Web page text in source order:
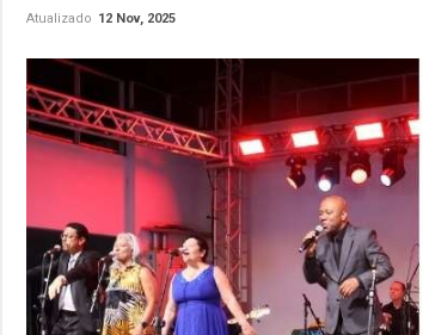
Atualizado 12 Nov, 2025